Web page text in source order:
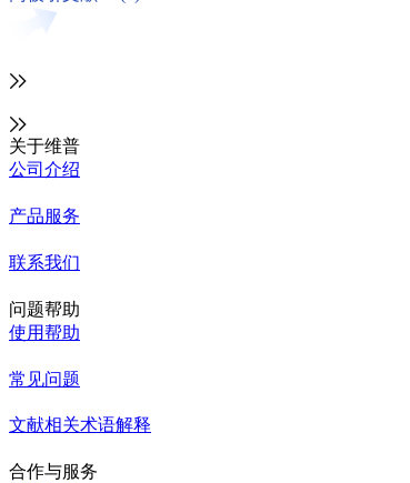
关于维普
公司介绍
产品服务
联系我们
问题帮助
使用帮助
常见问题
文献相关术语解释
合作与服务